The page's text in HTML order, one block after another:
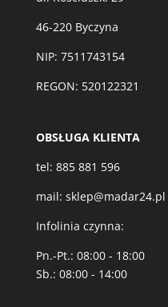
46-220 Byczyna
NIP: 7511743154
REGON: 520122321
OBSŁUGA KLIENTA
tel: 885 881 596
mail: sklep@madar24.pl
Infolinia czynna:
Pn.-Pt.: 08:00 - 18:00
Sb.: 08:00 - 14:00